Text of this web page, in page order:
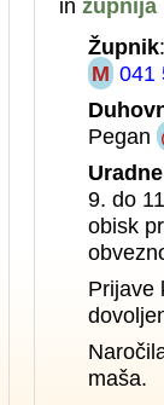
Župnik
M 041
Pegan
9. do
obisk
Prijave
maša.